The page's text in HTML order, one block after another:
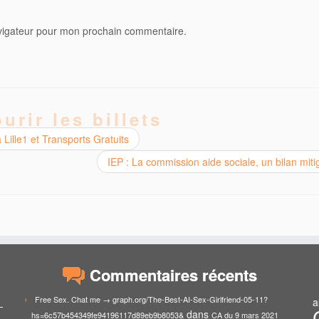
pour mon prochain commentaire.
les billets
Lille1 et Transports Gratuits
IEP : La commission aide sociale, un bilan
Commentaires récents
Free Sex. Chat me → graph.org/The-Best-AI-Sex-Girlfriend-05-11?
hs=6c57b454349fe94196117d89eb9b8053& dans CA du 9 mars 2021